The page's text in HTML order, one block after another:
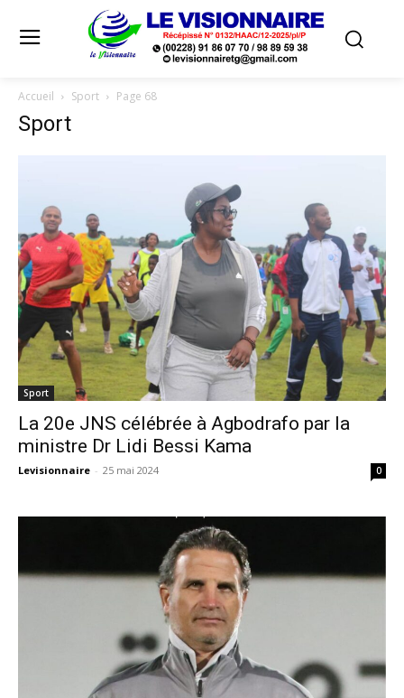
Accueil Sport Page 68
Sport
Sport
La 20e JNS célébrée à Agbodrafo par la
ministre Dr Lidi Bessi Kama
Levisionnaire - 25 mai 2024 0